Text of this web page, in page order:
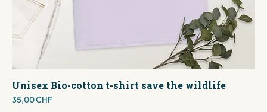
Unisex Bio-cotton t-shirt save the wildlife
Preis
35,00 CHF